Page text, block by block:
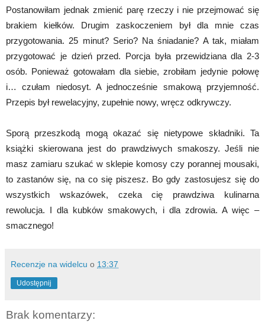
Postanowiłam jednak zmienić parę rzeczy i nie przejmować się
brakiem kiełków. Drugim zaskoczeniem był dla mnie czas
przygotowania. 25 minut? Serio? Na śniadanie? A tak, miałam
przygotować je dzień przed. Porcja była przewidziana dla 2-3
osób. Ponieważ gotowałam dla siebie, zrobiłam jedynie połowę
i… czułam niedosyt. A jednocześnie smakową przyjemność.
Przepis był rewelacyjny, zupełnie nowy, wręcz odkrywczy.
Sporą przeszkodą mogą okazać się nietypowe składniki. Ta
książki skierowana jest do prawdziwych smakoszy. Jeśli nie
masz zamiaru szukać w sklepie komosy czy porannej mousaki,
to zastanów się, na co się piszesz. Bo gdy zastosujesz się do
wszystkich wskazówek, czeka cię prawdziwa kulinarna
rewolucja. I dla kubków smakowych, i dla zdrowia. A więc –
smacznego!
Recenzje na widelcu o 13:37
Udostępnij
Brak komentarzy: